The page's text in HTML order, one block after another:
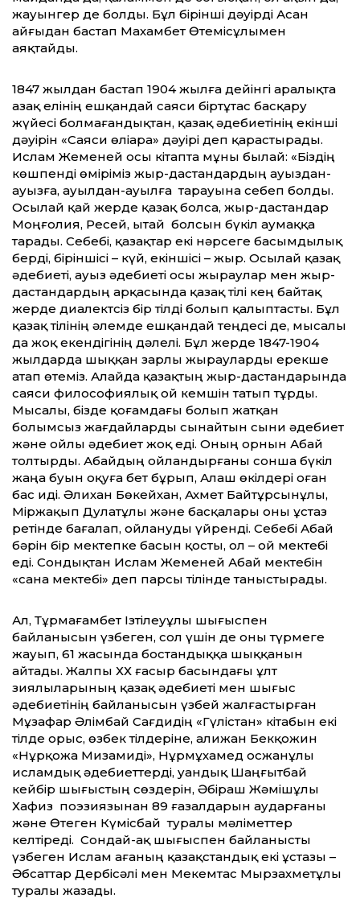
жауынгер де болды. Бұл бірінші дәуірді Асан
Қайғыдан бастап Махамбет Өтемісұлымен
аяқтайды.
1847 жылдан бастап 1904 жылға дейінгі аралықта
Қазақ елінің ешқандай саяси біртұтас басқару
жүйесі болмағандықтан, қазақ әдебиетінің екінші
дәуірін «Саяси өліара» дәуірі деп қарастырады.
Ислам Жеменей осы кітапта мұны былай: «Біздің
көшпенді өміріміз жыр-дастандардың ауыздан-
ауызға, ауылдан-ауылға тарауына себеп болды.
Осылай қай жерде қазақ болса, жыр-дастандар
Моңғолия, Ресей, Қытай болсын бүкіл аумаққа
тарады. Себебі, қазақтар екі нәрсеге басымдылық
берді, біріншісі – күй, екіншісі – жыр. Осылай қазақ
әдебиеті, ауыз әдебиеті осы жыраулар мен жыр-
дастандардың арқасында қазақ тілі кең байтақ
жерде диалектсіз бір тілді болып қалыптасты. Бұл
қазақ тілінің әлемде ешқандай теңдесі де, мысалы
да жоқ екендігінің дәлелі. Бұл жерде 1847-1904
жылдарда шыққан зарлы жырауларды ерекше
атап өтеміз. Алайда қазақтың жыр-дастандарында
саяси философиялық ой кемшін татып тұрды.
Мысалы, бізде қоғамдағы болып жатқан
болымсыз жағдайларды сынайтын сыни әдебиет
және ойлы әдебиет жоқ еді. Оның орнын Абай
толтырды. Абайдың ойландырғаны сонша бүкіл
жаңа буын оқуға бет бұрып, Алаш өкілдері оған
бас иді. Әлихан Бөкейхан, Ахмет Байтұрсынұлы,
Міржақып Дулатұлы және басқалары оны ұстаз
ретінде бағалап, ойлануды үйренді. Себебі Абай
бәрін бір мектепке басын қосты, ол – ой мектебі
еді. Сондықтан Ислам Жеменей Абай мектебін
«сана мектебі» деп парсы тілінде таныстырады.
Ал, Тұрмағамбет Ізтілеуұлы шығыспен
байланысын үзбеген, сол үшін де оны түрмеге
жауып, 61 жасында бостандыққа шыққанын
айтады. Жалпы ХХ ғасыр басындағы ұлт
зиялыларының қазақ әдебиеті мен шығыс
әдебиетінің байланысын үзбей жалғастырған
Мұзафар Әлімбай Сағдидің «Гүлістан» кітабын екі
тілде орыс, өзбек тілдеріне, Қалижан Бекқожин
«Нұрқожа Мизамиді», Нұрмұхамед Қосжанұлы
исламдық әдебиеттерді, Қуандық Шаңғытбай
кейбір шығыстың сөздерін, Әбіраш Жәмішұлы
Хафиз поэзиязынан 89 ғазалдарын аударғаны
және Өтеген Күмісбай туралы мәліметтер
келтіреді. Сондай-ақ шығыспен байланысты
үзбеген Ислам ағаның қазақстандық екі ұстазы –
Әбсаттар Дербісәлі мен Мекемтас Мырзахметұлы
туралы жазады.